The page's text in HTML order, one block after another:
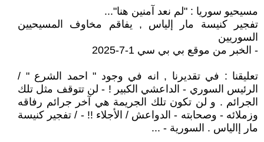
مسيحيو سوريا : "لم نعد آمنين هنا"...
تفجير كنيسة مار إلياس , يفاقم مخاوف المسيحيين
السوريين
- الخبر من موقع بي بي سي 1-7-2025
تعليقنا : في تقديرنا , انه في وجود " احمد الشرع " /
الرئيس السوري - الداعشي الكبير ! - لن تتوقف مثل تلك
الجرائم . و لن تكون تلك الجريمة هي آخر جرائم رفاقه
وزملائه - وصحابته - الدواعش / الأجلاء !! - / تفجير كنيسة
مار إالياس . السورية - ...